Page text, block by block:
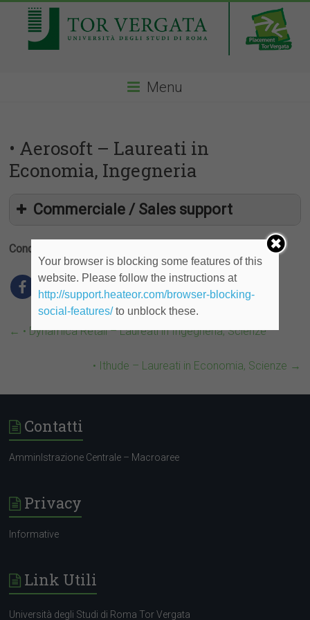
Menu
• Aerosoft – Laureati in
Economia, Ingegneria
Commerciale / Sales support
Condividi
← • Dynamica Retail – Laureati in Ingegneria, Scienze
• Ithude – Laureati in Economia, Scienze →
Contatti
AmminIstrazione Centrale – Macroaree
Privacy
Informative
Link Utili
Università degli Studi di Roma Tor Vergata
Your browser is blocking some features of this
website. Please follow the instructions at
http://support.heateor.com/browser-blocking-
social-features/to unblock these.